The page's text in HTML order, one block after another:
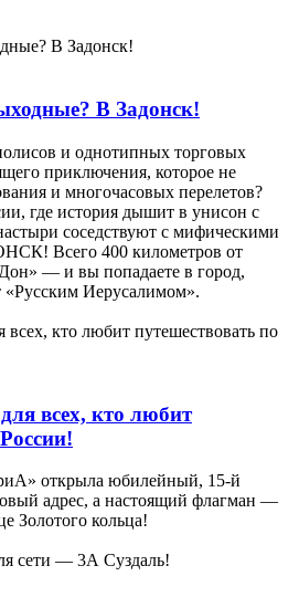
В Задонск!
и однотипных торговых
приключения, которое не
и многочасовых перелетов?
где история дышит в унисон с
соседствуют с мифическими
Всего 400 километров от
— и вы попадаете в город,
«Русским Иерусалимом».
всех, кто любит
открыла юбилейный, 15-й
адрес, а настоящий флагман —
Золотого кольца!